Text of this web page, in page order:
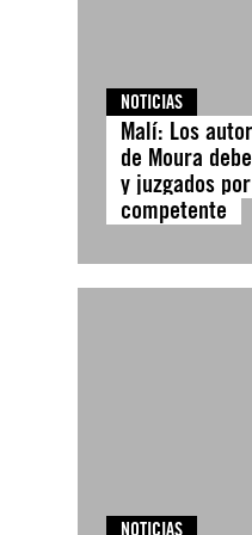
NOTICIAS
Malí: Los
de Moura
y juzgados
competente
NOTICIAS